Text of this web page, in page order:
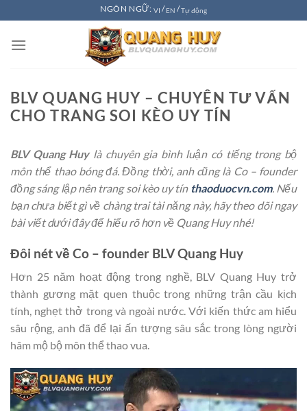
nội
NGÔN NGỮ: VI / EN / Tự động
BLV QUANG HUY – CHUYÊN TƯ VẤN
CHO TRANG SOI KÈO UY TÍN
BLV Quang Huylà chuyên gia bình luận có tiếng trong bộ
môn thể thao bóng đá. Đồng thời, anh cũng là Co – founder
đồng sáng lập nên trang soi kèo uy tín thaoduocvn.com. Nếu
bạn chưa biết gì về chàng trai tài năng này, hãy theo dõi ngay
bài viết dưới đây để hiểu rõ hơn về Quang Huy nhé!
Đôi nét về Co – founder BLV Quang Huy
Hơn 25 năm hoạt động trong nghề, BLV Quang Huy trở
thành gương mặt quen thuộc trong những trận cầu kịch
tính, nghẹt thở trong và ngoài nước. Với kiến thức am hiểu
sâu rộng, anh đã để lại ấn tượng sâu sắc trong lòng người
hâm mộ bộ môn thể thao vua.